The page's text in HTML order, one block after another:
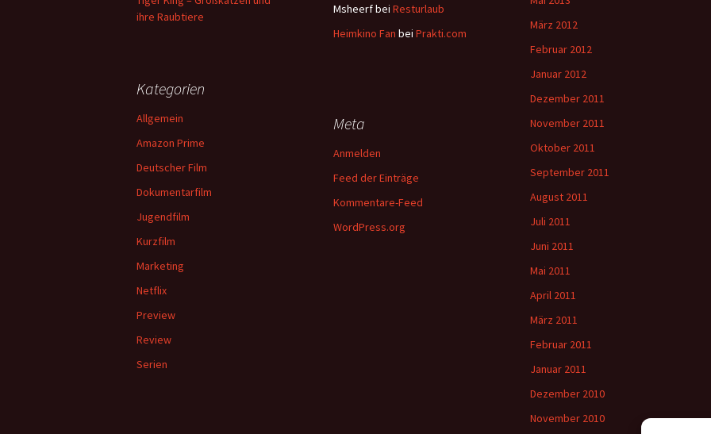
ihre Raubtiere
Msheerfbei Resturlaub
Heimkino Fan bei Prakti.com
März 2012
Februar 2012
Januar 2012
Dezember 2011
November 2011
Oktober 2011
September 2011
August 2011
Juli 2011
Juni 2011
Mai 2011
April 2011
März 2011
Februar 2011
Januar 2011
Dezember 2010
November 2010
Kategorien
Allgemein
Amazon Prime
Deutscher Film
Dokumentarfilm
Jugendfilm
Kurzfilm
Marketing
Netflix
Preview
Review
Serien
Meta
Anmelden
Feed der Einträge
Kommentare-Feed
WordPress.org